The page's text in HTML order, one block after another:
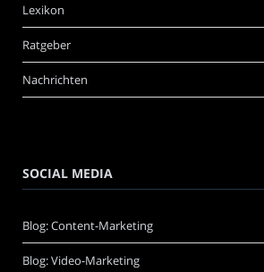
Lexikon
Ratgeber
Nachrichten
SOCIAL MEDIA
Blog: Content-Marketing
Blog: Video-Marketing